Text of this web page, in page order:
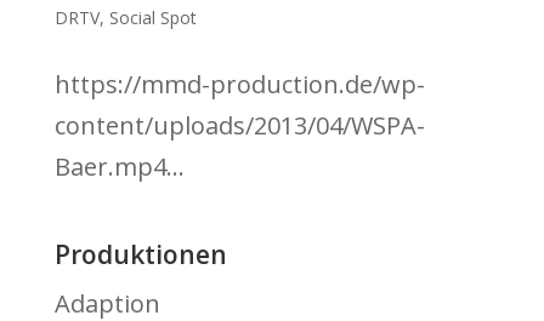
DRTV, Social Spot
https://mmd-production.de/wp-
content/uploads/2013/04/WSPA-
Baer.mp4...
Produktionen
Adaption